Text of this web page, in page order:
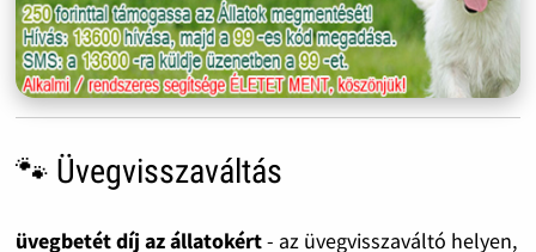
🐾 Üvegvisszaváltás
üvegbetét díj az állatokért- az üvegvisszaváltó helyen,